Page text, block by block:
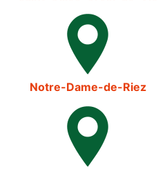
Notre-Dame-de-Riez